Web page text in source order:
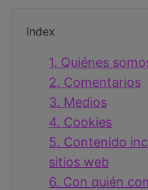
Index
1. Quiénes
2. Comentarios
3. Medios
4. Cookies
5. Contenido
sitios web
6. Con quién